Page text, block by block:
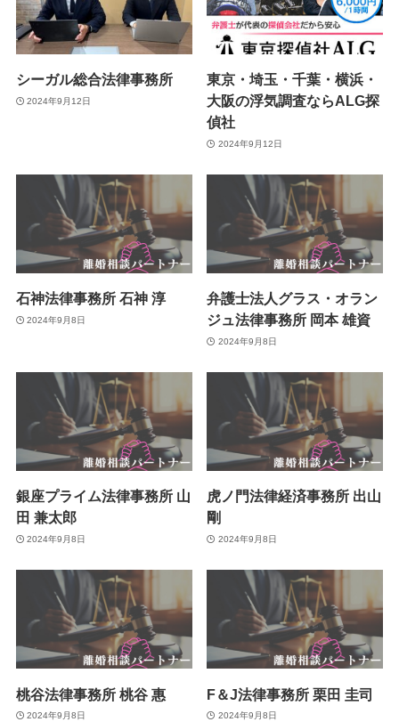
シーガル総合法律事務所
2024年9月12日
東京・埼玉・千葉・横浜・
大阪の浮気調査ならALG探
偵社
2024年9月12日
石神法律事務所 石神 淳
2024年9月8日
弁護士法人グラス・オラン
ジュ法律事務所 岡本 雄資
2024年9月8日
銀座プライム法律事務所 山
田 兼太郎
2024年9月8日
虎ノ門法律経済事務所 出山
剛
2024年9月8日
桃谷法律事務所 桃谷 惠
2024年9月8日
F＆J法律事務所 栗田 圭司
2024年9月8日